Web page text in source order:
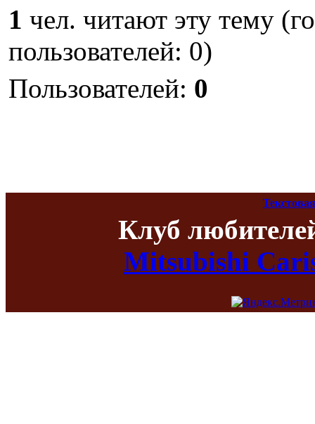
1 чел. читают эту тему
пользователей: 0)
Пользователей: 0
Клуб
Mitsubishi